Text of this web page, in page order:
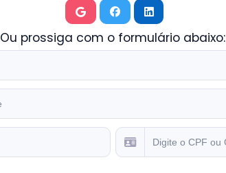
Ou prossiga com o formulário abaixo: